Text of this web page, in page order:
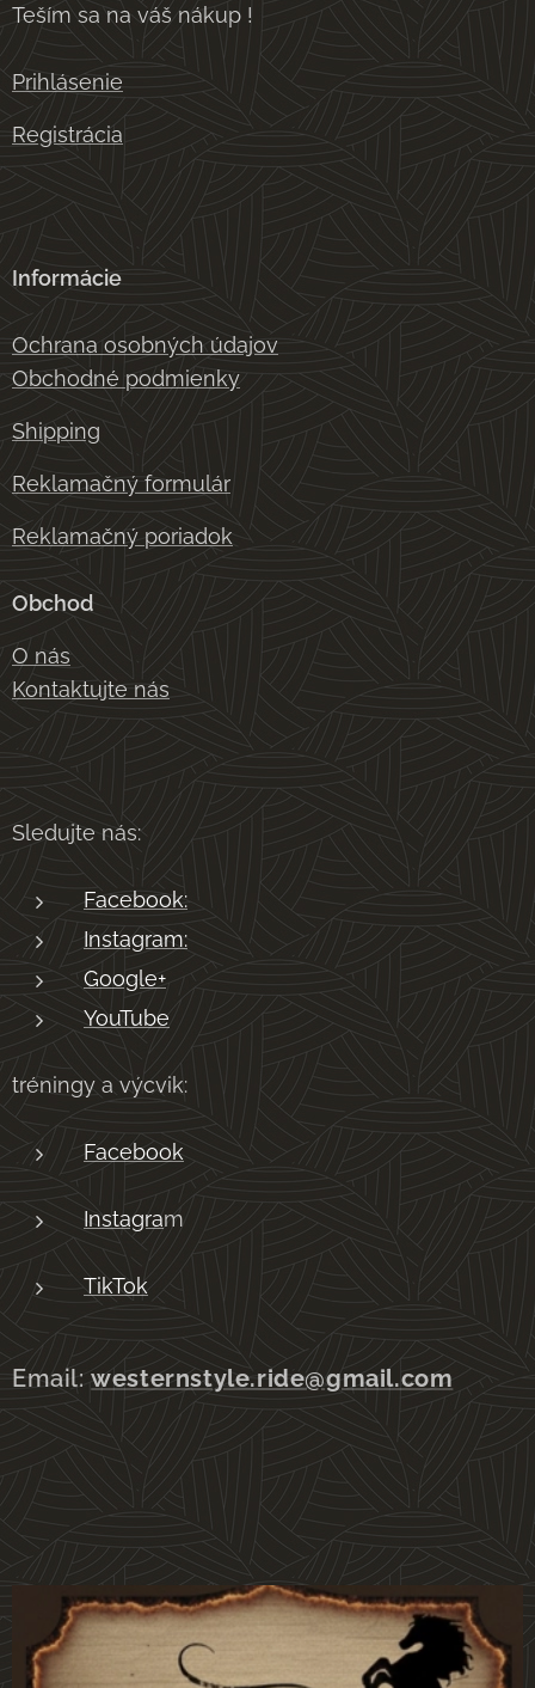
Teším sa na váš nákup !
Prihlásenie
Registrácia
Informácie
Ochrana osobných údajov
Obchodné podmienky
Shipping
Reklamačný formulár
Reklamačný poriadok
Obchod
O nás
Kontaktujte nás
Sledujte nás:
Facebook:
Instagram:
Google+
YouTube
tréningy a výcvik:
Facebook
Instagram
TikTok
Email:westernstyle.ride@gmail.com